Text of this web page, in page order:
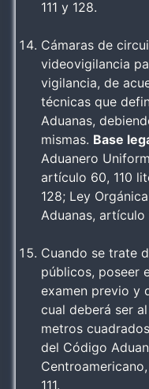
111 y 128.
Cámaras de
videovigilancia
vigilancia, de
técnicas que
Aduanas,
mismas. Base
Aduanero
artículo 60, 110
128; Ley
Aduanas, artículo
Cuando se trate
públicos, poseer
examen previo y
cual deberá ser
metros
del Código
111.